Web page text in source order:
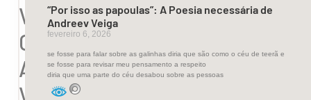
Vasco
Cavalcante:
A
Voz
“Por isso as papoulas”: A Poesia necessária de
Andreev Veiga
fevereiro 6, 2026
se fosse para falar sobre as galinhas diria que são como o céu de teerã e
se fosse para revisar meu pensamento a respeito
diria que uma parte do céu desabou sobre as pessoas